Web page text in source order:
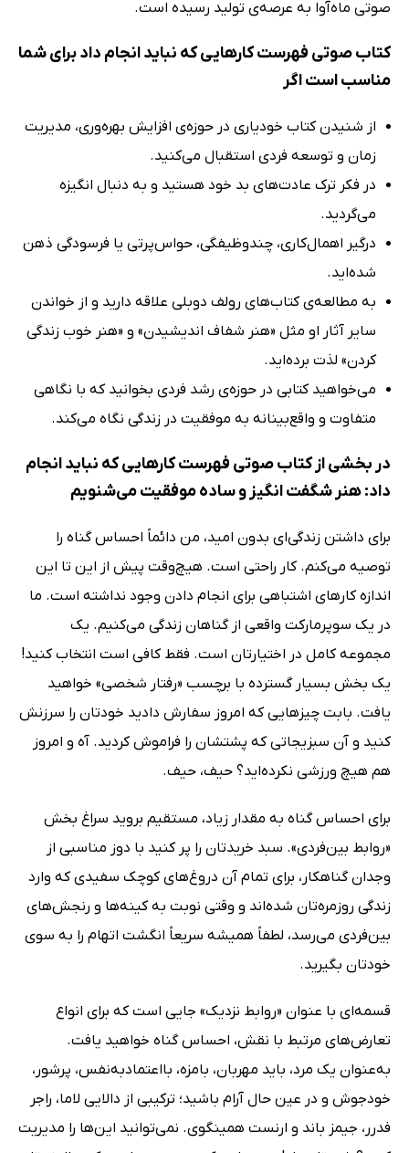
صوتی ماه‌آوا به عرصه‌ی تولید رسیده است.
کتاب صوتی فهرست کارهایی که نباید انجام داد برای شما
مناسب است اگر
از شنیدن کتاب خودیاری در حوزه‌ی افزایش بهره‌وری، مدیریت
زمان و توسعه فردی استقبال می‌کنید.
در فکر ترک عادت‌های بد خود هستید و به دنبال انگیزه
می‌گردید.
درگیر اهمال‌کاری، چندوظیفگی، حواس‌پرتی یا فرسودگی ذهن
شده‌اید.
به مطالعه‌ی کتاب‌های رولف دوبلی علاقه دارید و از خواندن
سایر آثار او مثل «هنر شفاف اندیشیدن» و «هنر خوب زندگی
کردن» لذت برده‌اید.
می‌خواهید کتابی در حوزه‌ی رشد فردی بخوانید که با نگاهی
متفاوت و واقع‌بینانه به موفقیت در زندگی نگاه می‌کند.
در بخشی از کتاب صوتی فهرست کارهایی که نباید انجام
داد: هنر شگفت انگیز و ساده موفقیت می‌شنویم
برای داشتن زندگی‌ای بدون امید، من دائماً احساس گناه را
توصیه می‌کنم. کار راحتی است. هیچ‌وقت پیش از این تا این
اندازه کارهای اشتباهی برای انجام دادن وجود نداشته است. ما
در یک سوپرمارکت واقعی از گناهان زندگی می‌کنیم. یک
مجموعه کامل در اختیارتان است. فقط کافی است انتخاب کنید!
یک بخش بسیار گسترده با برچسب «رفتار شخصی» خواهید
یافت. بابت چیزهایی که امروز سفارش دادید خودتان را سرزنش
کنید و آن سبزیجاتی که پشتشان را فراموش کردید. آه و امروز
هم هیچ ورزشی نکرده‌اید؟ حیف، حیف.
برای احساس گناه به مقدار زیاد، مستقیم بروید سراغ بخش
«روابط بین‌فردی». سبد خریدتان را پر کنید با دوز مناسبی از
وجدان گناهکار، برای تمام آن دروغ‌های کوچک سفیدی که وارد
زندگی روزمره‌تان شده‌اند و وقتی نوبت به کینه‌ها و رنجش‌های
بین‌فردی می‌رسد، لطفاً همیشه سریعاً انگشت اتهام را به سوی
خودتان بگیرید.
قسمه‌ای با عنوان «روابط نزدیک» جایی است که برای انواع
تعارض‌های مرتبط با نقش، احساس گناه خواهید یافت.
به‌عنوان یک مرد، باید مهربان، بامزه، بااعتمادبه‌نفس، پرشور،
خودجوش و در عین حال آرام باشید؛ ترکیبی از دالایی لاما، راجر
فدرر، جیمز باند و ارنست همینگوی. نمی‌توانید این‌ها را مدیریت